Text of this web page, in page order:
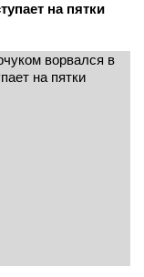
на пятки